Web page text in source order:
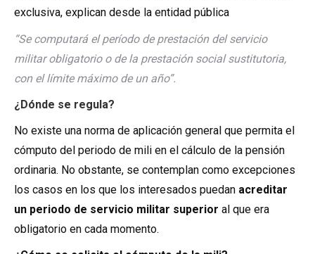
exclusiva, explican desde la entidad pública
“Se computará el período de prestación del servicio
militar obligatorio o de la prestación social sustitutoria,
con el límite máximo de un año”.
¿Dónde se regula?
No existe una norma de aplicación general que permita el
cómputo del periodo de mili en el cálculo de la pensión
ordinaria. No obstante, se contemplan como excepciones
los casos en los que los interesados puedan acreditar
un periodo de servicio militar superior al que era
obligatorio en cada momento.